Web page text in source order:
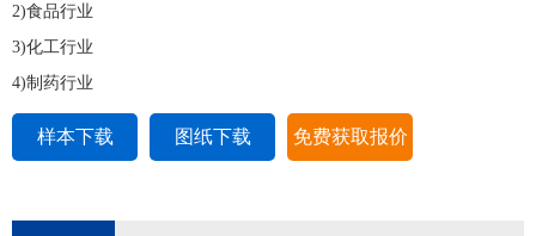
2)食品行业
3)化工行业
4)制药行业
样本下载 图纸下载 免费获取报价